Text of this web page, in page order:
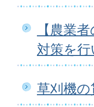
【農業
対策を行
草刈機